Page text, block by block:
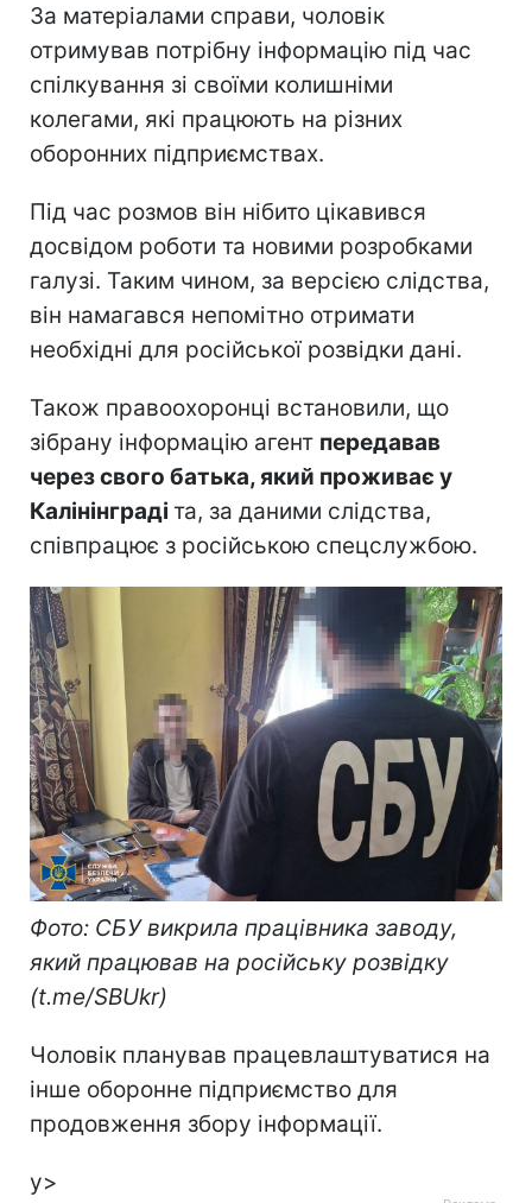
За матеріалами справи, чоловік
отримував потрібну інформацію під час
спілкування зі своїми колишніми
колегами, які працюють на різних
оборонних підприємствах.
Під час розмов він нібито цікавився
досвідом роботи та новими розробками
галузі. Таким чином, за версією слідства,
він намагався непомітно отримати
необхідні для російської розвідки дані.
Також правоохоронці встановили, що
зібрану інформацію агент передавав
через свого батька, який проживає у
Калінінграді та, за даними слідства,
співпрацює з російською спецслужбою.
Фото: СБУ викрила працівника заводу,
який працював на російську розвідку
(t.me/SBUkr)
Чоловік планував працевлаштуватися на
інше оборонне підприємство для
продовження збору інформації.
у>